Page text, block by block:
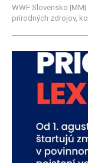
WWF Slovensko
prírodných zdrojov,